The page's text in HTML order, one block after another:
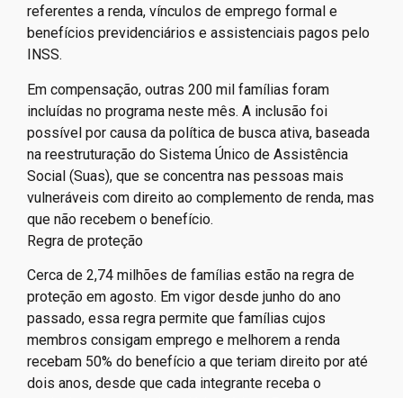
referentes a renda, vínculos de emprego formal e
benefícios previdenciários e assistenciais pagos pelo
INSS.
Em compensação, outras 200 mil famílias foram
incluídas no programa neste mês. A inclusão foi
possível por causa da política de busca ativa, baseada
na reestruturação do Sistema Único de Assistência
Social (Suas), que se concentra nas pessoas mais
vulneráveis com direito ao complemento de renda, mas
que não recebem o benefício.
Regra de proteção
Cerca de 2,74 milhões de famílias estão na regra de
proteção em agosto. Em vigor desde junho do ano
passado, essa regra permite que famílias cujos
membros consigam emprego e melhorem a renda
recebam 50% do benefício a que teriam direito por até
dois anos, desde que cada integrante receba o